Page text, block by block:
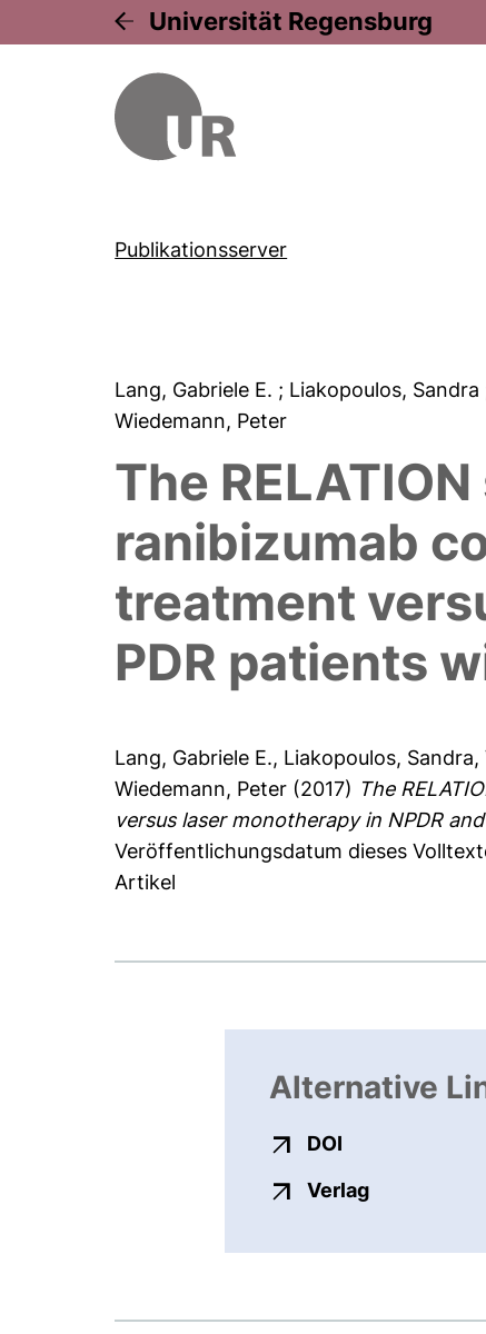
Universität Regensburg
Publikationsserver
Lang, Gabriele E. ; Liakopoulos, Sandra
Wiedemann, Peter
The
ranibizumab
treatment
PDR patients
Lang, Gabriele E., Liakopoulos, Sandra,
Wiedemann, Peter (2017) The
versus laser monotherapy in NPDR
Veröffentlichungsdatum dieses
Artikel
Alternative
DOI
Verlagexterner